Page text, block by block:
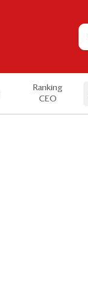
Ranking
CEO